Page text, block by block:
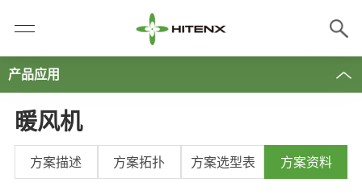
产品应用
暖风机
方案描述 方案拓扑 方案选型表 方案资料